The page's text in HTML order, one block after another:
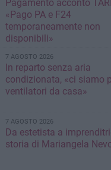
Pagamento acconto
«Pago PA e F24
temporaneamente non
disponibili»
7 AGOSTO 2026
In reparto senza aria
condizionata, «ci siamo
ventilatori da casa»
7 AGOSTO 2026
Da estetista a
storia di Mariangela